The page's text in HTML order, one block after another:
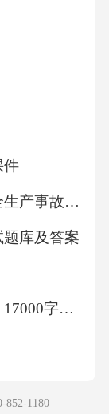
件
枣庄市金星爆破有限公司安全生产事故应急预案1
库及答案
【《中厚板矫直机结构设计》17000字（论文）】
852-1180